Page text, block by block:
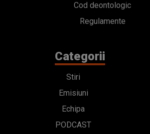
Cod deontologic
Regulamente
Categorii
Stiri
Emisiuni
Echipa
PODCAST